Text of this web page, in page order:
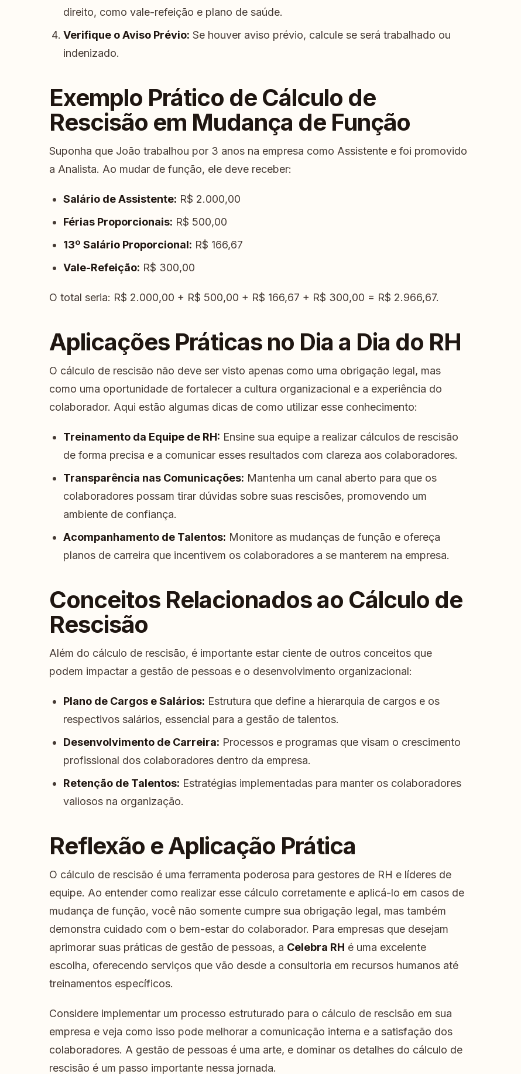
direito, como vale-refeição e plano de saúde.
Verifique o Aviso Prévio: Se houver aviso prévio, calcule se será trabalhado ou
indenizado.
Exemplo Prático de Cálculo de
Rescisão em Mudança de Função
Suponha que João trabalhou por 3 anos na empresa como Assistente e foi promovido
a Analista. Ao mudar de função, ele deve receber:
Salário de Assistente: R$ 2.000,00
Férias Proporcionais: R$ 500,00
13º Salário Proporcional: R$ 166,67
Vale-Refeição: R$ 300,00
O total seria: R$ 2.000,00 + R$ 500,00 + R$ 166,67 + R$ 300,00 = R$ 2.966,67.
Aplicações Práticas no Dia a Dia do RH
O cálculo de rescisão não deve ser visto apenas como uma obrigação legal, mas
como uma oportunidade de fortalecer a cultura organizacional e a experiência do
colaborador. Aqui estão algumas dicas de como utilizar esse conhecimento:
Treinamento da Equipe de RH: Ensine sua equipe a realizar cálculos de rescisão
de forma precisa e a comunicar esses resultados com clareza aos colaboradores.
Transparência nas Comunicações: Mantenha um canal aberto para que os
colaboradores possam tirar dúvidas sobre suas rescisões, promovendo um
ambiente de confiança.
Acompanhamento de Talentos: Monitore as mudanças de função e ofereça
planos de carreira que incentivem os colaboradores a se manterem na empresa.
Conceitos Relacionados ao Cálculo de
Rescisão
Além do cálculo de rescisão, é importante estar ciente de outros conceitos que
podem impactar a gestão de pessoas e o desenvolvimento organizacional:
Plano de Cargos e Salários: Estrutura que define a hierarquia de cargos e os
respectivos salários, essencial para a gestão de talentos.
Desenvolvimento de Carreira: Processos e programas que visam o crescimento
profissional dos colaboradores dentro da empresa.
Retenção de Talentos: Estratégias implementadas para manter os colaboradores
valiosos na organização.
Reflexão e Aplicação Prática
O cálculo de rescisão é uma ferramenta poderosa para gestores de RH e líderes de
equipe. Ao entender como realizar esse cálculo corretamente e aplicá-lo em casos de
mudança de função, você não somente cumpre sua obrigação legal, mas também
demonstra cuidado com o bem-estar do colaborador. Para empresas que desejam
aprimorar suas práticas de gestão de pessoas, a Celebra RH é uma excelente
escolha, oferecendo serviços que vão desde a consultoria em recursos humanos até
treinamentos específicos.
Considere implementar um processo estruturado para o cálculo de rescisão em sua
empresa e veja como isso pode melhorar a comunicação interna e a satisfação dos
colaboradores. A gestão de pessoas é uma arte, e dominar os detalhes do cálculo de
rescisão é um passo importante nessa jornada.